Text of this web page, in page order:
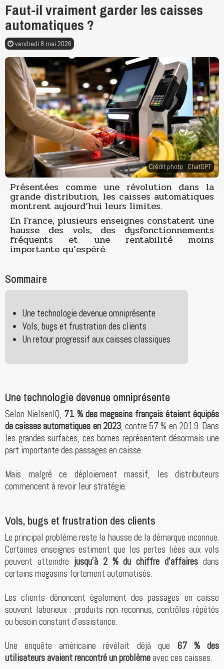
Faut-il vraiment garder les caisses
automatiques ?
vendredi 8 mai 2026
Crédit photo : ChatGPT
Présentées comme une révolution dans la
grande distribution, les caisses automatiques
montrent aujourd’hui leurs limites.
En France, plusieurs enseignes constatent une
hausse des vols, des dysfonctionnements
fréquents et une rentabilité moins
importante qu’espéré.
Sommaire
Une technologie devenue omniprésente
Vols, bugs et frustration des clients
Un retour progressif aux caisses classiques
Une technologie devenue omniprésente
Selon NielsenIQ, 71 % des magasins français étaient équipés
de caisses automatiques en 2023, contre 57 % en 2019. Dans
les grandes surfaces, ces bornes représentent désormais une
part importante des passages en caisse.
Mais malgré ce déploiement massif, les distributeurs
commencent à revoir leur stratégie.
Vols, bugs et frustration des clients
Le principal problème reste la hausse de la démarque inconnue.
Certaines enseignes estiment que les pertes liées aux vols
peuvent atteindre jusqu’à 2 % du chiffre d’affaires dans
certains magasins fortement automatisés.
Les clients dénoncent également des passages en caisse
souvent laborieux : produits non reconnus, contrôles répétés
ou besoin constant d’assistance.
Une enquête américaine révélait déjà que 67 % des
utilisateurs avaient rencontré un problème avec ces caisses.